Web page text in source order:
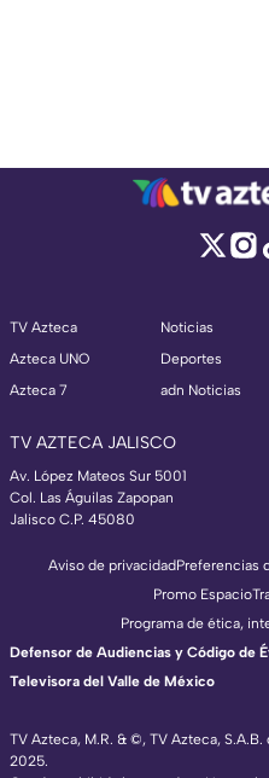
TV Azteca
Azteca UNO
Azteca 7
Noticias
Deportes
adn Noticias
TV AZTECA JALISCO
Av. López Mateos Sur 5001
Col. Las Águilas Zapopan
Jalisco C.P. 45080
TV Azteca, M.R. & ©, TV Azteca,
2025.
Aviso de privacidadPreferencias
Promo Espacio
Programa de ética,
Defensor de Audiencias y Código de
Televisora del Valle de México